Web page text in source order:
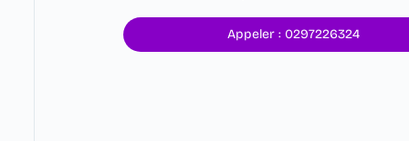
Appeler : 0297226324